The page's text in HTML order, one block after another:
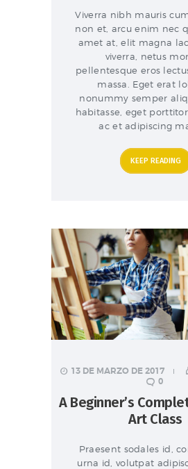
Viverra nibh mauris
non et, arcu enim nec
amet at, elit magna
viverra, netus
pellentesque eros
massa. Eget erat
nonummy semper
habitasse, eget
ac et adipiscing
KEEP READING
13 DE MARZO DE 2017
0
A Beginner’s
Art Class
Praesent sodales id,
urna id, volutpat